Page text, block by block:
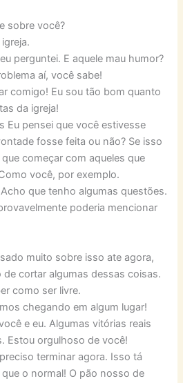
sobre você?
perguntei. E aquele mau humor?
aí, você sabe!
comigo! Eu sou tão bom quanto
da igreja!
Eu pensei que você estivesse
fosse feita ou não? Se isso
começar com aqueles que
você, por exemplo.
que tenho algumas questões.
poderia mencionar
muito sobre isso ate agora,
cortar algumas dessas coisas.
como ser livre.
chegando em algum lugar!
e eu. Algumas vitórias reais
Estou orgulhoso de você!
terminar agora. Isso tá
o normal! O pão nosso de